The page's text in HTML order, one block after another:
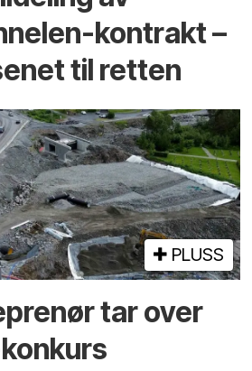
kontrakt –
til retten
PLUSS
tar over